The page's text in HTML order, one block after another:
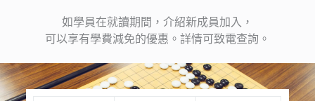
如學員在就讀期間，介紹新成員加入，
可以享有學費減免的優惠。詳情可致電查詢。